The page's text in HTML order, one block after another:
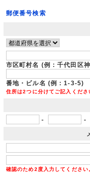
郵便番号検索
市区町村名 (例：千代田区
番地・ビル名 (例：1-3-5)
住所は2つに分けてご記入くださ
- -
確認のため2度入力してください